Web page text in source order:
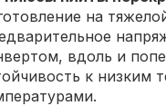
на
вдоль и
к низким